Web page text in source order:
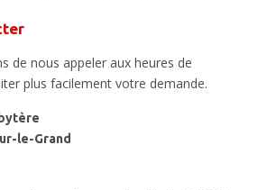
de nous appeler aux heures de
plus facilement votre demande.
le-Grand